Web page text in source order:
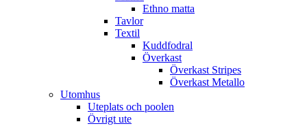
Ethno matta
Tavlor
Textil
Kuddfodral
Överkast
Överkast Stripes
Överkast Metallo
Utomhus
Uteplats och poolen
Övrigt ute